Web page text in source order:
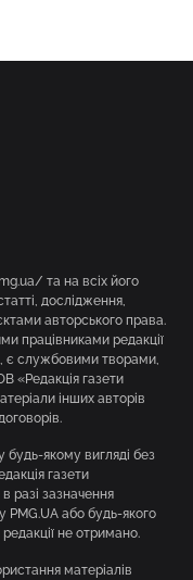
та на всіх його
дослідження,
авторського права.
працівниками редакції
є службовими творами,
«Редакція газети
інших авторів
будь-якому вигляді без
газети
разі зазначення
PMG.UA або будь-якого
не отримано.
матеріалів